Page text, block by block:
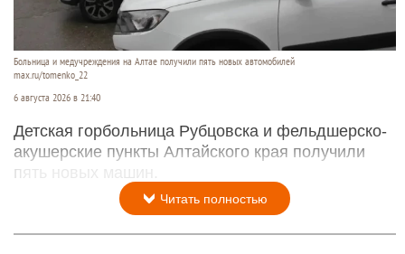
Больница и медучреждения на Алтае получили пять новых автомобилей
max.ru/tomenko_22
6 августа 2026 в 21:40
Детская горбольница Рубцовска и фельдшерско-
акушерские пункты Алтайского края получили
пять новых машин.
Читать полностью